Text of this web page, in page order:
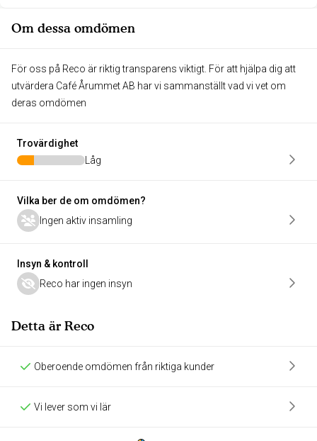
Om dessa omdömen
För oss på Reco är riktig transparens viktigt. För att hjälpa dig att
utvärdera Café Årummet AB har vi sammanställt vad vi vet om
deras omdömen
Trovärdighet
Låg
Vilka ber de om omdömen?
Ingen aktiv insamling
Insyn & kontroll
Reco har ingen insyn
Detta är Reco
Oberoende omdömen från riktiga kunder
Vi lever som vi lär